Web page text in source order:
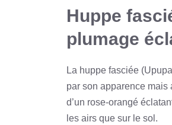
Huppe
plumage
La huppe fasciée
par son apparence mais
d’un rose-orangé
les airs que sur le sol.